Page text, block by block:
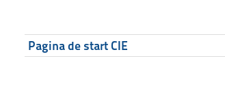
Pagina de start CIE